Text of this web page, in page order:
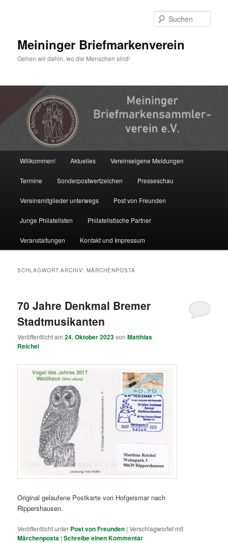
Meininger Briefmarkenverein
Gehen wir dahin, wo die Menschen sind!
Willkommen! Aktuelles Vereinseigene Meldungen
Termine Sonderpostwertzeichen Presseschau
Vereinsmitglieder unterwegs Post von Freunden
Junge Philatelisten Philatelistische Partner
Veranstaltungen Kontakt und Impressum
SCHLAGWORT-ARCHIV:MÄRCHENPOSTA
70 Jahre Denkmal Bremer
Stadtmusikanten
Veröffentlicht am24. Oktober 2023vonMatthias
Reichel
Original gelaufene Postkarte von Hofgeismar nach
Rippershausen.
Veröffentlicht unter Post von Freunden |Verschlagwortet mit
Märchenposta |Schreibe einen Kommentar